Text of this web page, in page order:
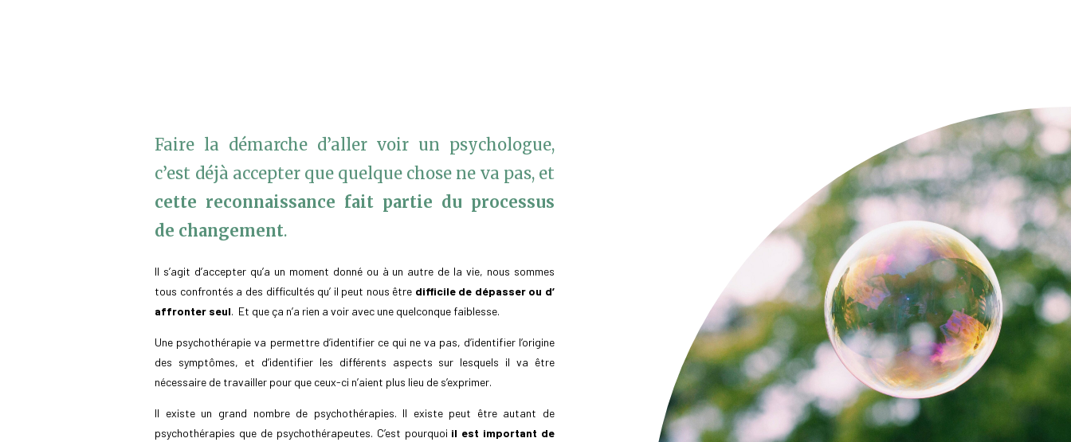
Faire la démarche d’aller voir un psychologue,
c’est déjà accepter que quelque chose ne va pas, et
cette reconnaissance fait partie du processus
de changement.
Il s’agit d’accepter qu’a un moment donné ou à un autre de la vie, nous sommes
tous confrontés a des difficultés qu’ il peut nous être difficile de dépasser ou d’
affronter seul. Et que ça n’a rien a voir avec une quelconque faiblesse.
Une psychothérapie va permettre d’identifier ce qui ne va pas, d’identifier l’origine
des symptômes, et d’identifier les différents aspects sur lesquels il va être
nécessaire de travailler pour que ceux-ci n’aient plus lieu de s’exprimer.
Il existe un grand nombre de psychothérapies. Il existe peut être autant de
psychothérapies que de psychothérapeutes. C’est pourquoi il est important de